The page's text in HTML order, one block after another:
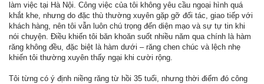
làm việc tại Hà Nội. Công việc của tôi không yêu cầu ngoại hình quá
khắt khe, nhưng do đặc thù thường xuyên gặp gỡ đối tác, giao tiếp với
khách hàng, nên tôi vẫn luôn chú trọng đến diện mạo và sự tự tin khi
nói chuyện. Điều khiến tôi băn khoăn suốt nhiều năm qua chính là hàm
răng không đều, đặc biệt là hàm dưới – răng chen chúc và lệch nhẹ
khiến tôi thường xuyên thấy ngại khi cười rộng.
Tôi từng có ý định niềng răng từ hồi 35 tuổi, nhưng thời điểm đó công